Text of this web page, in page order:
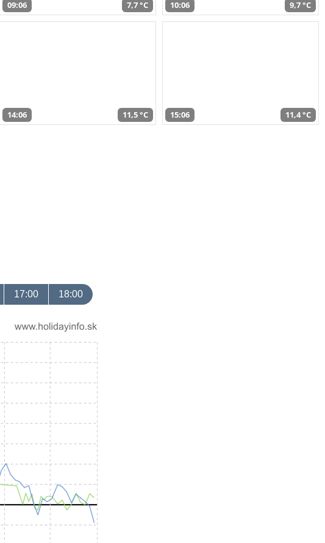
09:06 7,7 °C 10:06 9,7 °C
14:06 11,5 °C 15:06 11,4 °C
17:00 18:00